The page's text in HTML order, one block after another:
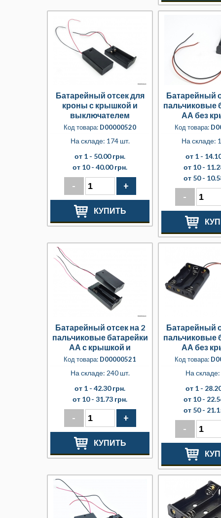
Батарейный отсек для
кроны с крышкой и
выключателем
Код товара: D00000520
На складе: 174 шт.
от 1 - 50.00 грн.
от 10 - 40.00 грн.
- +
КУПИТЬ
Батарейный
пальчиковые
АА без
Код товара:
На складе:
от 1 -
от 10 -
от 50 -
-
Батарейный отсек на 2
пальчиковые батарейки
АА с крышкой и
выключателем
Код товара: D00000521
На складе: 240 шт.
от 1 - 42.30 грн.
от 10 - 31.73 грн.
- +
КУПИТЬ
Батарейный
пальчиковые
АА без
Код товара:
На
от 1 -
от 10 -
от 50 -
-